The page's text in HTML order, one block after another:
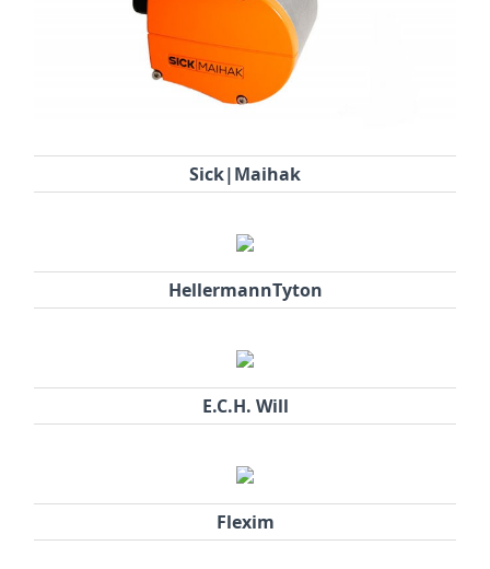
Sick|Maihak
HellermannTyton
E.C.H. Will
Flexim